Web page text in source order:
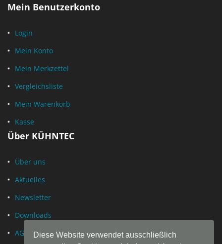
Diese Website verwendet ausschließlich
Mein Benutzerkonto
Login
Mein Konto
Mein Merkzettel
Vergleichsliste
Mein Warenkorb
Kasse
Über KÜHNTEC
Über uns
Aktuelles
Newsletter
Downloads
AGB